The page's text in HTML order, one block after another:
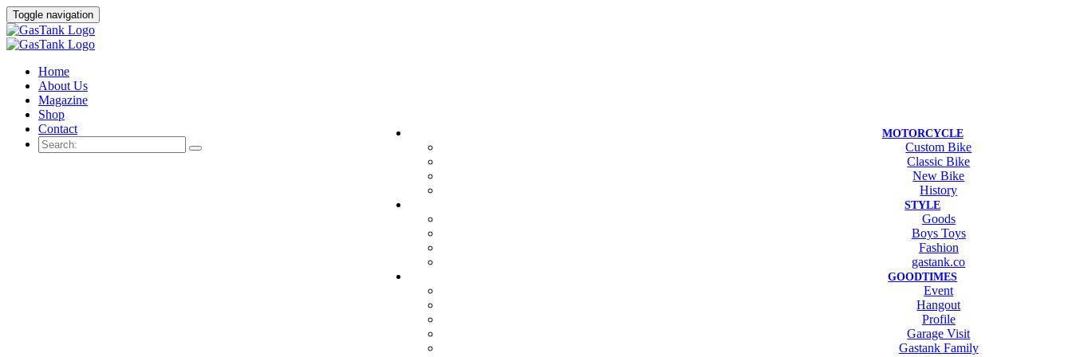
Toggle navigation
Home
About Us
Magazine
Shop
Contact
MOTORCYCLE
Custom Bike
Classic Bike
New Bike
History
STYLE
Goods
Boys Toys
Fashion
gastank.co
GOODTIMES
Event
Hangout
Profile
Garage Visit
Gastank Family